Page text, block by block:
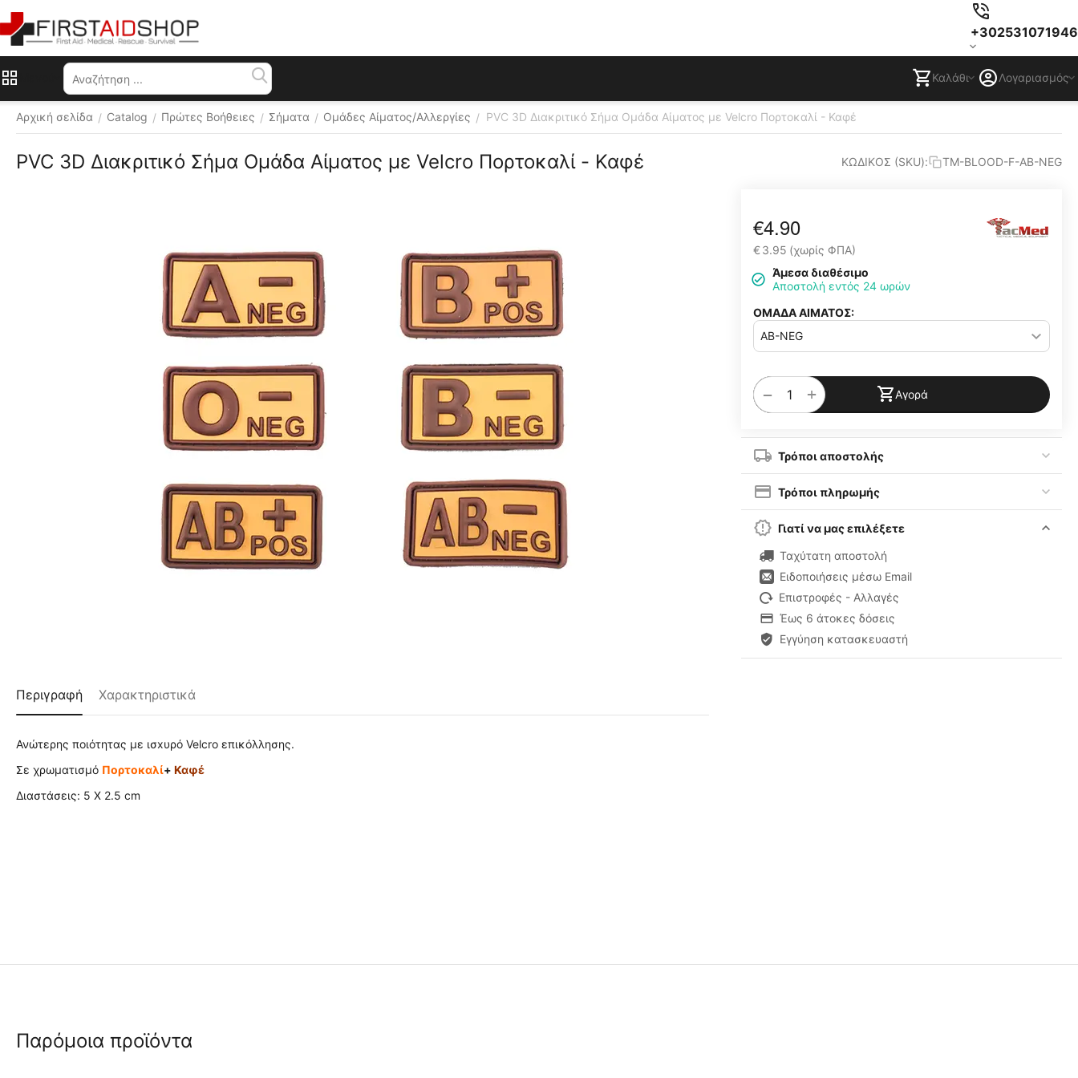
+302531071946
Καλάθι Λογαριασμός
Αρχική σελίδα / Catalog / Πρώτες Βοήθειες / Σήματα / Ομάδες Αίματος/Αλλεργίες / PVC 3D Διακριτικό Σήμα Ομάδα Αίματος με Velcro Πορτοκαλί - Καφέ
PVC 3D Διακριτικό Σήμα Ομάδα Αίματος με Velcro Πορτοκαλί - Καφέ ΚΩΔΙΚΟΣ (SKU): TM-BLOOD-F-AB-NEG
€4.90
€3.95 (χωρίς ΦΠΑ)
Άμεσα διαθέσιμο
Αποστολή εντός 24 ωρών
ΟΜΑΔΑ ΑΙΜΑΤΟΣ:
+
− Αγορά
Τρόποι αποστολής
Τρόποι πληρωμής
Γιατί να μας επιλέξετε
Ταχύτατη αποστολή
Ειδοποιήσεις μέσω Email
Επιστροφές - Αλλαγές
Έως 6 άτοκες δόσεις
Εγγύηση κατασκευαστή
Περιγραφή Χαρακτηριστικά
Ανώτερης ποιότητας με ισxυρό Velcro επικόλλησης.
Σε χρωματισμό Πορτοκαλί+ Καφέ
Διαστάσεις: 5 Χ 2.5 cm
Παρόμοια προϊόντα